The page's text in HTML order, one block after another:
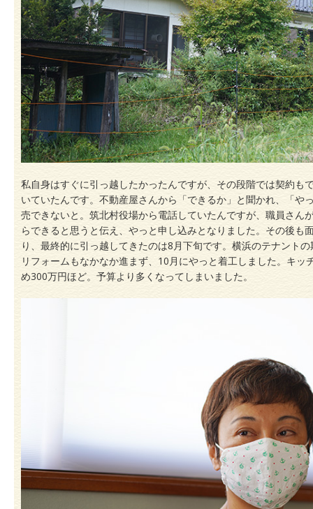
私自身はすぐに引っ越したかったんですが、その段階では契約も
いていたんです。不動産屋さんから「できるか」と聞かれ、「や
売できないと。筑北村役場から電話していたんですが、職員さん
らできると思うと伝え、やっと申し込みとなりました。その後も
り、最終的に引っ越してきたのは8月下旬です。横浜のテナント
リフォームもなかなか進まず、10月にやっと着工しました。キ
め300万円ほど。予算より多くなってしまいました。